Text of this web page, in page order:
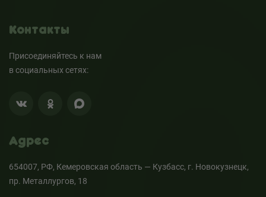
Контакты
Присоединяйтесь к нам
в социальных сетях:
Адрес
654007, РФ, Кемеровская область — Кузбасс, г. Новокузнецк,
пр. Металлургов, 18